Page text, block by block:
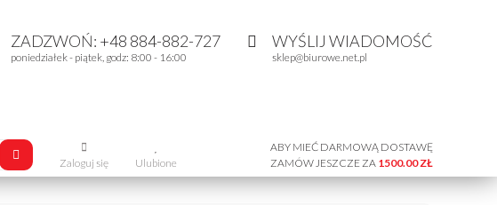
ZADZWOŃ: +48 884-882-727
poniedziałek - piątek, godz: 8:00 - 16:00
WYŚLIJ WIADOMOŚĆ
sklep@biurowe.net.pl
Zaloguj się Ulubione
ABY MIEĆ DARMOWĄ DOSTAWĘ
ZAMÓW JESZCZE ZA 1500.00 ZŁ